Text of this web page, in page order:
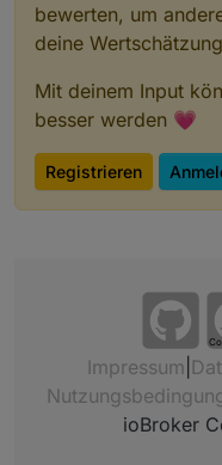
bewerten, um
deine
Mit deinem Input
besser werden 💗
Registrieren
Impressum
ioBroker